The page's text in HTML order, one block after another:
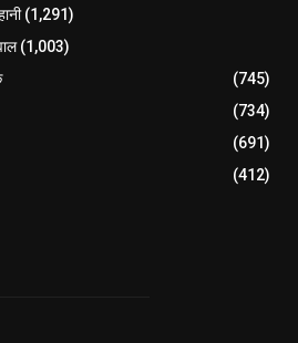
(1,291)
(1,003)
(745)
(734)
(691)
(412)